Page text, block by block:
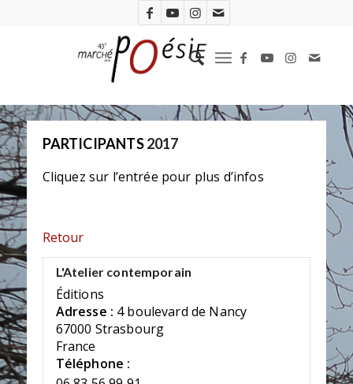
PARTICIPANTS2017
Cliquez sur l’entrée pour plus d’infos
Retour
L'Atelier contemporain
Éditions
Adresse : 4 boulevard de Nancy
67000 Strasbourg
France
Téléphone :